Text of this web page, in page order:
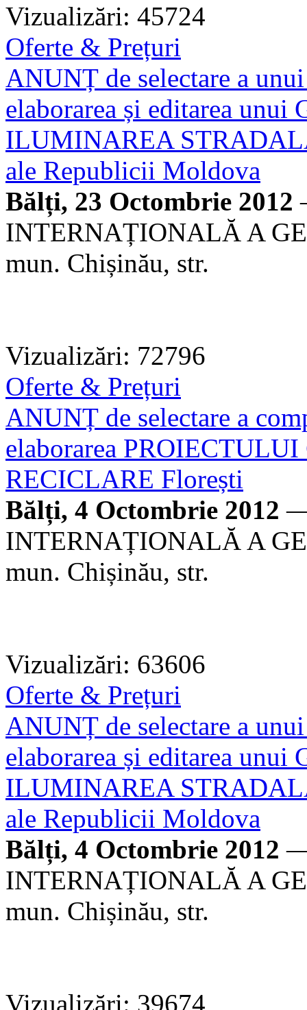
Vizualizări: 45724
Oferte & Prețuri
ANUNȚ de selectare a
elaborarea și editarea unui
ILUMINAREA
ale Republicii Moldova
Bălți, 23 Octombrie 2012
INTERNAȚIONALĂ A
mun. Chișinău, str.
Vizualizări: 72796
Oferte & Prețuri
ANUNȚ de selectare a
elaborarea
RECICLARE Florești
Bălți, 4 Octombrie 2012 —
INTERNAȚIONALĂ A
mun. Chișinău, str.
Vizualizări: 63606
Oferte & Prețuri
ANUNȚ de selectare a
elaborarea și editarea unui
ILUMINAREA
ale Republicii Moldova
Bălți, 4 Octombrie 2012 —
INTERNAȚIONALĂ A
mun. Chișinău, str.
Vizualizări: 39674